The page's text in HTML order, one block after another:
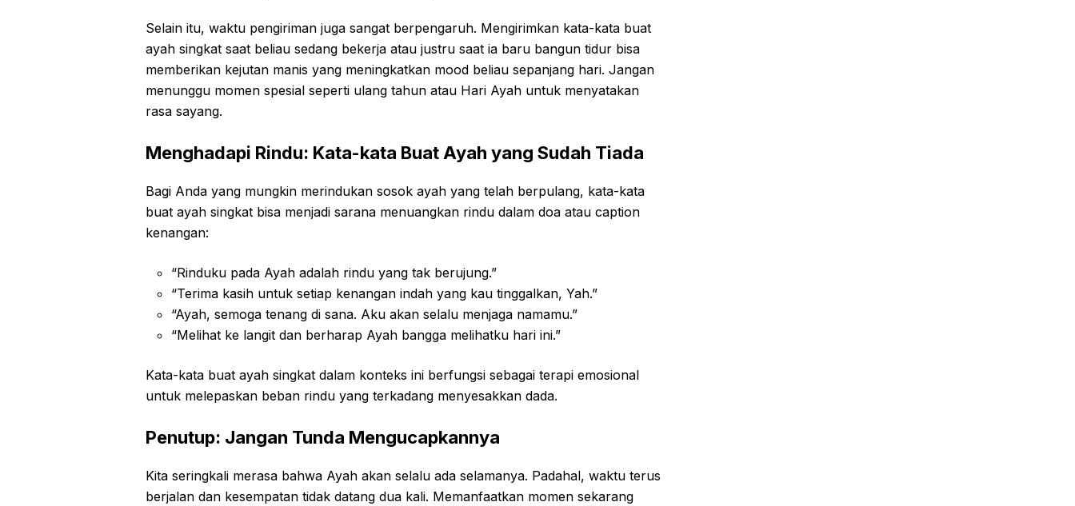
Selain itu, waktu pengiriman juga sangat berpengaruh. Mengirimkan kata-kata buat
ayah singkat saat beliau sedang bekerja atau justru saat ia baru bangun tidur bisa
memberikan kejutan manis yang meningkatkan mood beliau sepanjang hari. Jangan
menunggu momen spesial seperti ulang tahun atau Hari Ayah untuk menyatakan
rasa sayang.
Menghadapi Rindu: Kata-kata Buat Ayah yang Sudah Tiada
Bagi Anda yang mungkin merindukan sosok ayah yang telah berpulang, kata-kata
buat ayah singkat bisa menjadi sarana menuangkan rindu dalam doa atau caption
kenangan:
“Rinduku pada Ayah adalah rindu yang tak berujung.”
“Terima kasih untuk setiap kenangan indah yang kau tinggalkan, Yah.”
“Ayah, semoga tenang di sana. Aku akan selalu menjaga namamu.”
“Melihat ke langit dan berharap Ayah bangga melihatku hari ini.”
Kata-kata buat ayah singkat dalam konteks ini berfungsi sebagai terapi emosional
untuk melepaskan beban rindu yang terkadang menyesakkan dada.
Penutup: Jangan Tunda Mengucapkannya
Kita seringkali merasa bahwa Ayah akan selalu ada selamanya. Padahal, waktu terus
berjalan dan kesempatan tidak datang dua kali. Memanfaatkan momen sekarang